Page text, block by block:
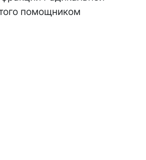
помощником